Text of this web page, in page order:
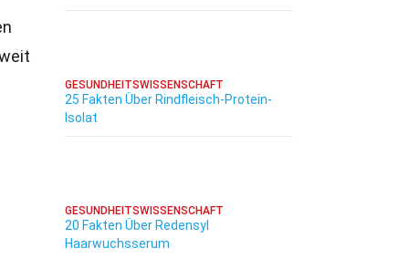
GESUNDHEITSWISSENSCHAFT
25 Fakten Über Rindfleisch-Protein-
Isolat
GESUNDHEITSWISSENSCHAFT
20 Fakten Über Redensyl
Haarwuchsserum